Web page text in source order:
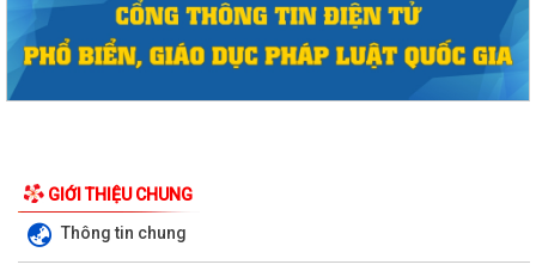
GIỚI THIỆU CHUNG
Thông tin chung